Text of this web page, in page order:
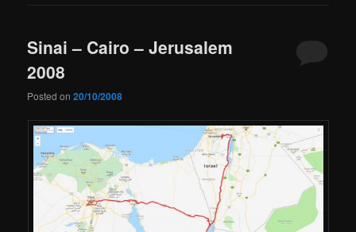
Sinai – Cairo – Jerusalem
2008
Posted on20/10/2008